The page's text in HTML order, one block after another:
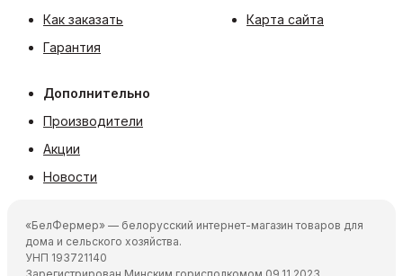
Как заказать
Гарантия
Карта сайта
Дополнительно
Производители
Акции
Новости
«БелФермер» — белорусский интернет-магазин товаров для
дома и сельского хозяйства.
УНП 193721140